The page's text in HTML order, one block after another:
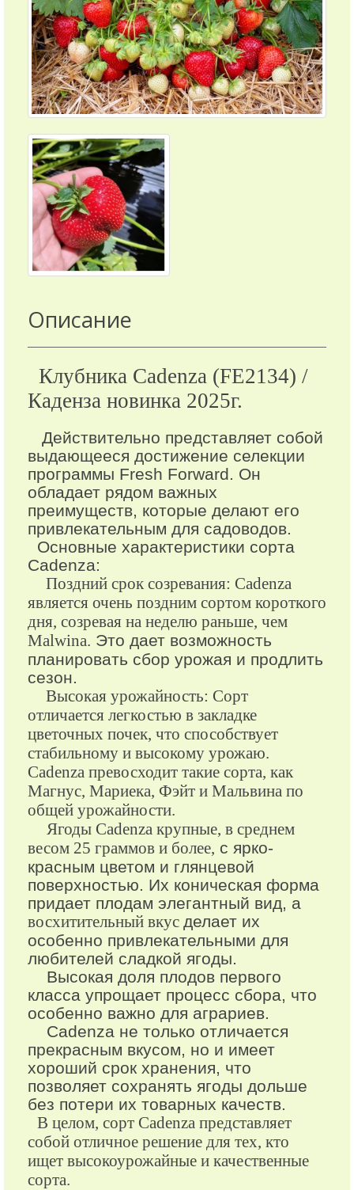
Описание
Клубника Cadenza (FE2134) /
Каденза новинка 2025г.
Действительно представляет собой
выдающееся достижение селекции
программы Fresh Forward. Он
обладает рядом важных
преимуществ, которые делают его
привлекательным для садоводов.
Основные характеристики сорта
Cadenza:
Поздний срок созревания: Cadenza
является очень поздним сортом короткого
дня, созревая на неделю раньше, чем
Malwina. Это дает возможность
планировать сбор урожая и продлить
сезон.
Высокая урожайность: Сорт
отличается легкостью в закладке
цветочных почек, что способствует
стабильному и высокому урожаю.
Cadenza превосходит такие сорта, как
Магнус, Мариека, Фэйт и Мальвина по
общей урожайности.
Ягоды Cadenza крупные, в среднем
весом 25 граммов и более, с ярко-
красным цветом и глянцевой
поверхностью. Их коническая форма
придает плодам элегантный вид, а
восхитительный вкус делает их
особенно привлекательными для
любителей сладкой ягоды.
Высокая доля плодов первого
класса упрощает процесс сбора, что
особенно важно для аграриев.
Cadenza не только отличается
прекрасным вкусом, но и имеет
хороший срок хранения, что
позволяет сохранять ягоды дольше
без потери их товарных качеств.
В целом, сорт Cadenza представляет
собой отличное решение для тех, кто
ищет высокоурожайные и качественные
сорта.